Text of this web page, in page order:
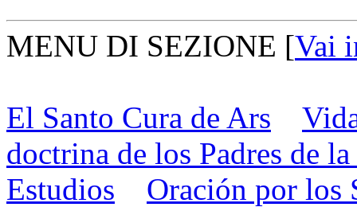
MENU DI SEZIONE [Vai
El Santo Cura de Ars
doctrina de los Padres de
Estudios
Oración por los